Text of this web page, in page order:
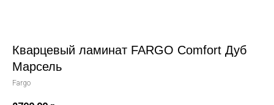
Кварцевый ламинат FARGO Comfort Дуб
Марсель
Fargo